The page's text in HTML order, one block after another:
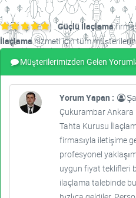
Güçlü İlaçlama
İlaçlamahizmeti için tüm
Müşterilerimizden Gelen
Yorum Yapan :
Çukurambar Ankara
Tahta Kurusu
firmasıyla iletişime
profesyonel
uygun fiyat teklifleri
ilaçlama talebinde